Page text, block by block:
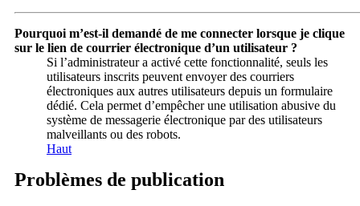
Pourquoi m’est-il demandé de me connecter lorsque je clique
sur le lien de courrier électronique d’un utilisateur ?
Si l’administrateur a activé cette fonctionnalité, seuls les
utilisateurs inscrits peuvent envoyer des courriers
électroniques aux autres utilisateurs depuis un formulaire
dédié. Cela permet d’empêcher une utilisation abusive du
système de messagerie électronique par des utilisateurs
malveillants ou des robots.
Haut
Problèmes de publication